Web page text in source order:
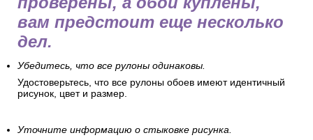
вам предстоит еще несколько
дел.
Убедитесь, что все рулоны одинаковы.
Удостоверьтесь, что все рулоны обоев имеют идентичный
рисунок, цвет и размер.
Уточните информацию о стыковке рисунка.